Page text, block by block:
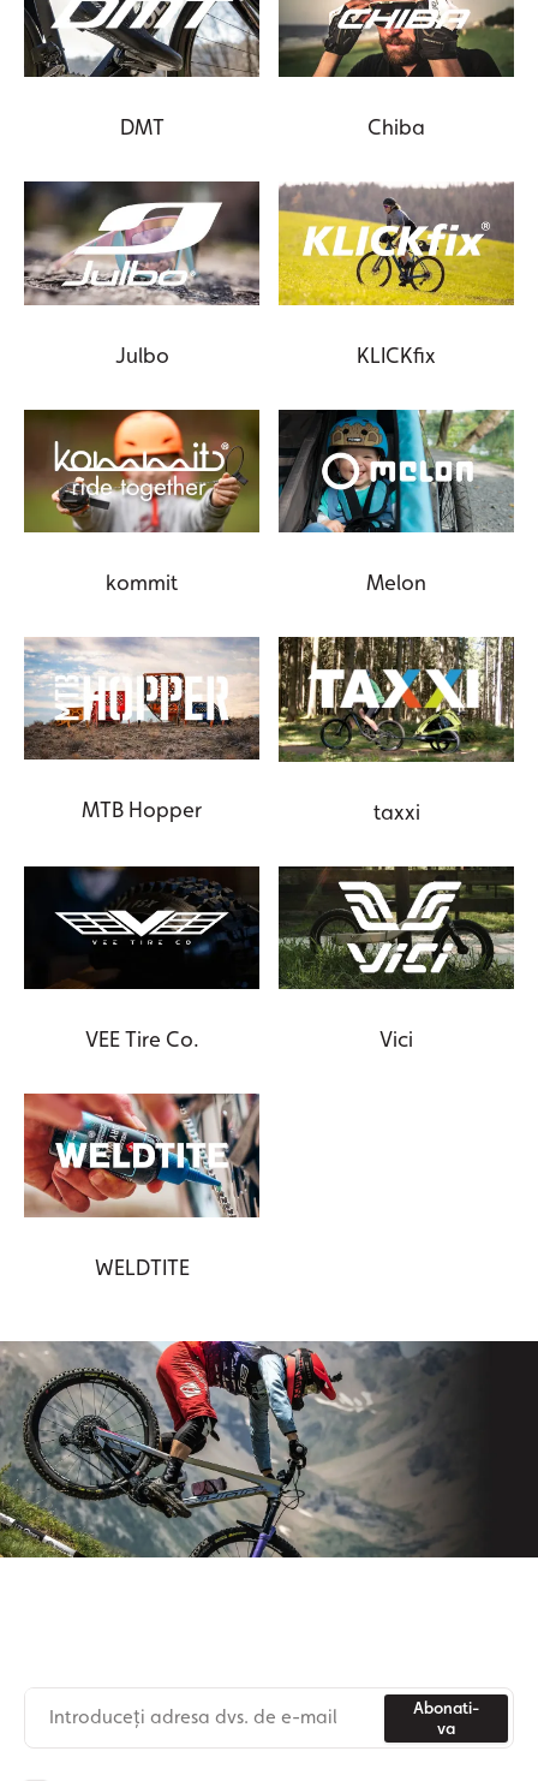
DMT Chiba
Julbo KLICKfix
kommit Melon
MTB Hopper taxxi
VEE Tire Co. Vici
WELDTITE
Abonati-
va